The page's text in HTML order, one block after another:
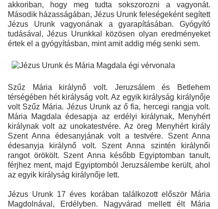
akkoriban, hogy meg tudta sokszorozni a vagyonát.
Második házasságában, Jézus Urunk feleségeként segített
Jézus Urunk vagyonának a gyarapításában. Gyógyító
tudásával, Jézus Urunkkal közösen olyan eredményeket
értek el a gyógyításban, mint amit addig még senki sem.
Szűz Mária királynő volt. Jeruzsálem és Betlehem
térségében hét királyság volt. Az egyik királyság királynője
volt Szűz Mária. Jézus Urunk az ő fia, hercegi rangja volt.
Mária Magdala édesapja az erdélyi királynak, Menyhért
királynak volt az unokatestvére. Az öreg Menyhért király
Szent Anna édesanyjának volt a testvére. Szent Anna
édesanyja királynő volt. Szent Anna szintén királynői
rangot örökölt. Szent Anna később Egyiptomban tanult,
férjhez ment, majd Egyiptomból Jeruzsálembe került, ahol
az egyik királyság királynője lett.
Jézus Urunk 17 éves korában találkozott először Mária
Magdolnával, Erdélyben. Nagyvárad mellett élt Mária